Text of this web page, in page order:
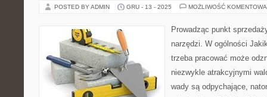
POSTED BY ADMIN GRU - 13 - 2025 MOŻLIWOŚĆ
Prowadząc punkt
narzędzi. W ogólności
trzeba pracować może
niezwykle atrakcyjnymi
wady są odpychające,